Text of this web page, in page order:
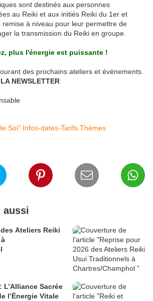
sont destinés aux personnes
au Reiki et aux initiés Reiki du 1er et
remise à niveau pour leur permettre de
la transmission du Reiki en groupe.
plus l'énergie est puissante !
des prochains ateliers et événements.
NEWSLETTER
Soi" Infos-dates-Tarifs Thèmes
aussi
Ateliers Reiki
L’Alliance Sacrée
l’Énergie Vitale